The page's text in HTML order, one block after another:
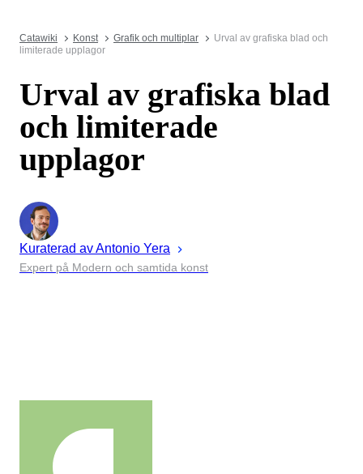
Catawiki Konst Grafik och multiplar
Urval av grafiska blad och
limiterade upplagor
Urval av grafiska blad
och limiterade
upplagor
Kuraterad avAntonio Yera
Expert på Modern och samtida konst